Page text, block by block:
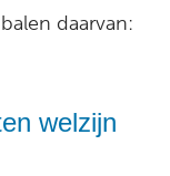
daarvan:
welzijn